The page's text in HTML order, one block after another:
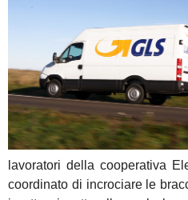
lavoratori della cooperativa
coordinato di incrociare le